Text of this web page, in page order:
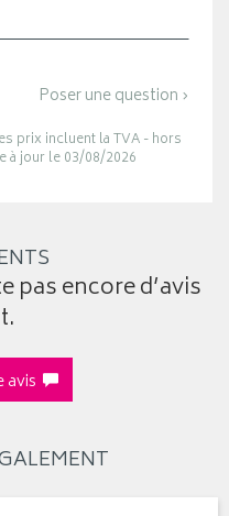
Poser une question ›
prix incluent la TVA - hors
à jour le 03/08/2026
pas encore d’avis
avis